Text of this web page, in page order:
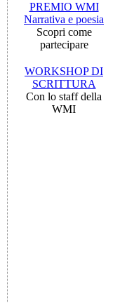
PREMIO WMI
Narrativa e poesia
Scopri come
partecipare
WORKSHOP DI
SCRITTURA
Con lo staff della
WMI